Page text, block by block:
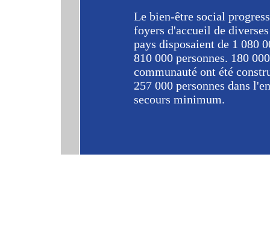
Le bien-être social
foyers d'accueil de
pays disposaient de 1 080
810 000 personnes. 180
communauté ont été
257 000 personnes dans
secours minimum.